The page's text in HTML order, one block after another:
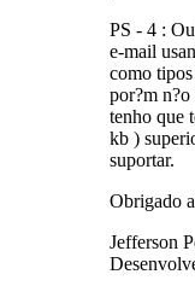
PS - 4 :
e-mail
como
por?m n?o
tenho que
kb )
suportar.
Obrigado
Jefferson